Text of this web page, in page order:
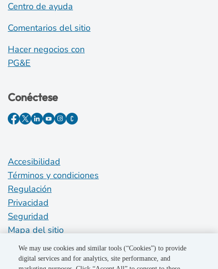
Centro de ayuda
Comentarios del sitio
Hacer negocios con
PG&E
Conéctese
Accesibilidad
Términos y condiciones
Regulación
Privacidad
Seguridad
Mapa del sitio
Do Not Sell My Personal Information
We may use cookies and similar tools (“Cookies”) to provide
digital services and for analytics, site performance, and